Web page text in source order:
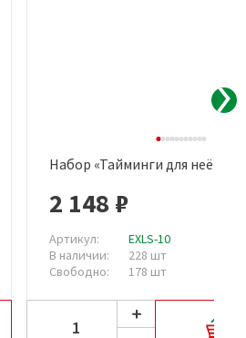
Быстрый просмотр
Набор «Тайминги для неё»
2 148 ₽
Артикул:
EXLS-10
В наличии:
228 шт
Свободно:
178 шт